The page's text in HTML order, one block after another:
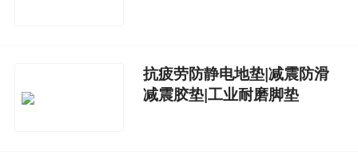
抗疲劳防静电地垫|减震防滑
减震胶垫|工业耐磨脚垫